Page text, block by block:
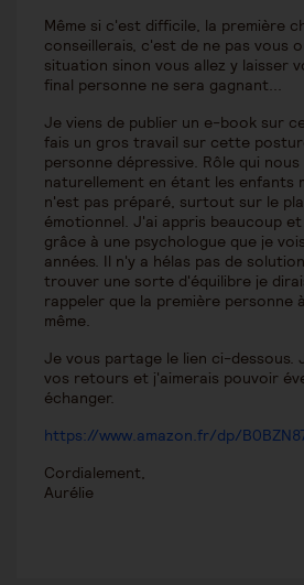
Même si c'est difficile, la première
conseillerais, c'est de ne pas vous
situation sinon vous allez y laisser
final personne ne sera gagnant...
Je viens de publier un e-book sur
fais un gros travail sur cette
personne dépressive. Rôle qui
naturellement en étant les enfants
n'est pas préparé, surtout sur le
émotionnel. J'ai appris beaucoup
grâce à une psychologue que je
années. Il n'y a hélas pas de
trouver une sorte d'équilibre je
rappeler que la première personne
même.
Je vous partage le lien ci-dessous.
vos retours et j'aimerais pouvoir
échanger.
https://www.amazon.fr/dp/
Cordialement,
Aurélie